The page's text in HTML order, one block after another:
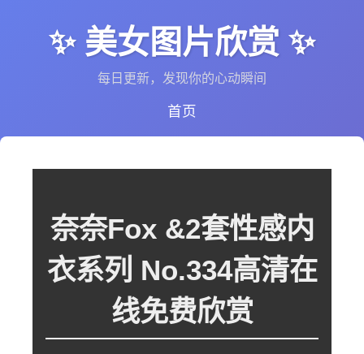
✨ 美女图片欣赏 ✨
每日更新，发现你的心动瞬间
首页
奈奈Fox &2套性感内
衣系列 No.334高清在
线免费欣赏